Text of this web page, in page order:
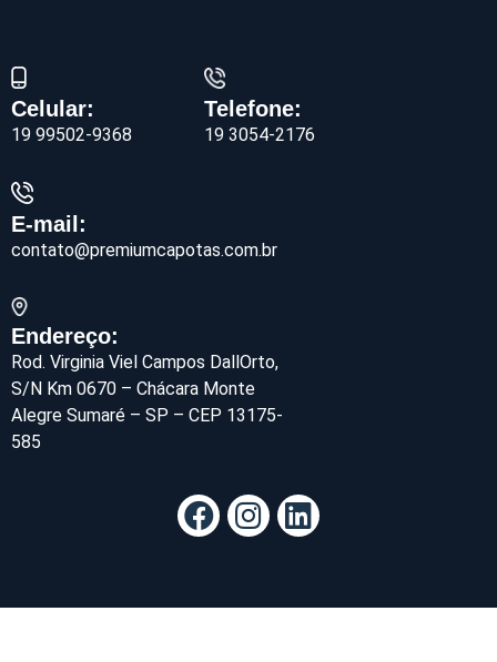
Celular:
19 99502-9368
Telefone:
19 3054-2176
E-mail:
contato@premiumcapotas.com.br
Endereço:
Rod. Virginia Viel Campos DallOrto,
S/N Km 0670 – Chácara Monte
Alegre Sumaré – SP – CEP 13175-
585